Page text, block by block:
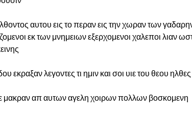
αυτου εις το περαν εις την χωραν των
εκ των μνημειων εξερχομενοι χαλεποι λιαν
εκραξαν λεγοντες τι ημιν και σοι υιε του θεου
μακραν απ αυτων αγελη χοιρων πολλων βοσκομενη